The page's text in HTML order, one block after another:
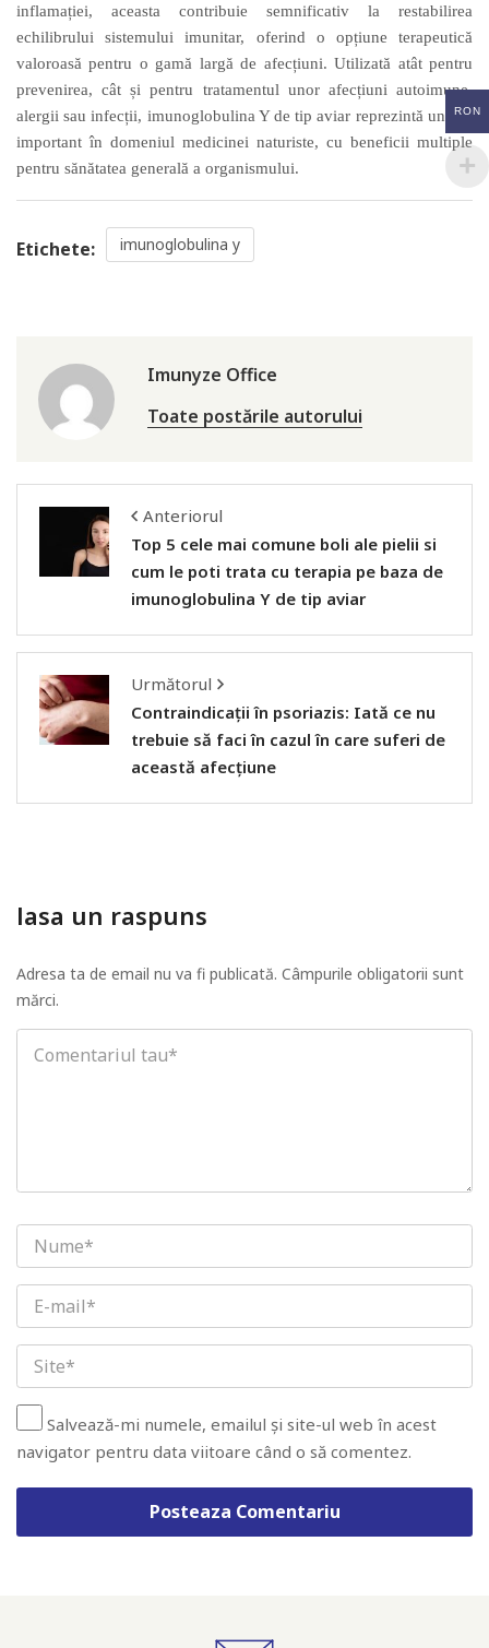
inflamației, aceasta contribuie semnificativ la restabilirea
echilibrului sistemului imunitar, oferind o opțiune terapeutică
valoroasă pentru o gamă largă de afecțiuni. Utilizată atât pentru
prevenirea, cât și pentru tratamentul unor afecțiuni autoimune,
alergii sau infecții, imunoglobulina Yde tip aviar reprezintă un pas
important în domeniul medicinei naturiste, cu beneficii multiple
pentru sănătatea generală a organismului.
Etichete: imunoglobulina y
Imunyze Office
Toate postările autorului
Anteriorul
Top 5 cele mai comune boli ale pielii si
cum le poti trata cu terapia pe baza de
imunoglobulina Y de tip aviar
Următorul
Contraindicații în psoriazis: Iată ce nu
trebuie să faci în cazul în care suferi de
această afecțiune
lasa un raspuns
Adresa ta de email nu va fi publicată. Câmpurile obligatorii sunt
mărci.
Salvează-mi numele, emailul și site-ul web în acest
navigator pentru data viitoare când o să comentez.
RON